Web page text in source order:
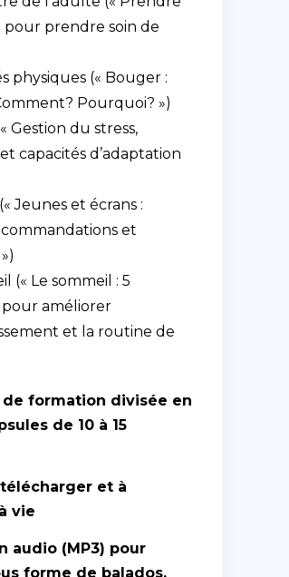
pour prendre soin de
physiques (« Bouger :
Pourquoi? »)
Gestion du stress,
capacités d’adaptation
Jeunes et écrans :
et
(« Le sommeil : 5
pour améliorer
et la routine de
de formation divisée en
de 10 à 15
et à
vie
audio (MP3) pour
forme de balados.